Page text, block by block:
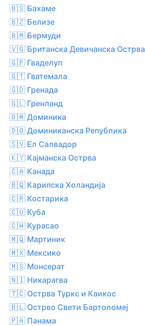
🇧🇸 Бахаме
🇧🇿 Белизе
🇧🇲 Бермуди
🇻🇬 Британска Девичанска Острва
🇬🇵 Гваделуп
🇬🇹 Гватемала
🇬🇩 Гренада
🇬🇱 Гренланд
🇩🇲 Доминика
🇩🇴 Доминиканска Република
🇸🇻 Ел Салвадор
🇰🇾 Кајманска Острва
🇨🇦 Канада
🇧🇶 Карипска Холандија
🇨🇷 Костарика
🇨🇺 Куба
🇨🇼 Курасао
🇲🇶 Мартиник
🇲🇽 Мексико
🇲🇸 Монсерат
🇳🇮 Никарагва
🇹🇨 Острва Туркс и Каикос
🇧🇱 Острво Свети Бартоломеј
🇵🇦 Панама